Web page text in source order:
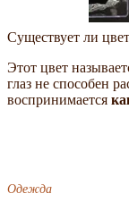
Существует ли
Этот цвет
глаз не способен
воспринимается
Одежда